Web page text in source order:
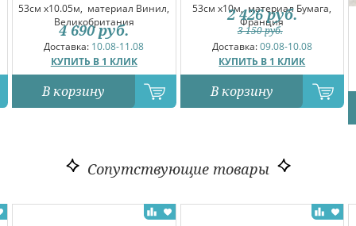
53см x10.05м, материал Винил,
Великобритания
Доставка: 10.08-11.08
КУПИТЬ В 1 КЛИК
4 690 руб.
В корзину
53см x10м, материал Бумага,
Франция
Доставка:09.08-10.08
КУПИТЬ В 1 КЛИК
3 150руб.
2 426 руб.
В корзину
Сопутствующие товары